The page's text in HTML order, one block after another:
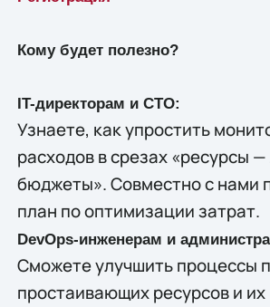
Кому будет полезно?
IT-директорам и CTO:
Узнаете, как упростить
расходов в срезах «ресурсы
бюджеты». Совместно с нами
план по оптимизации затрат.
DevOps-инженерам и
Сможете улучшить процессы
простаивающих ресурсов и их